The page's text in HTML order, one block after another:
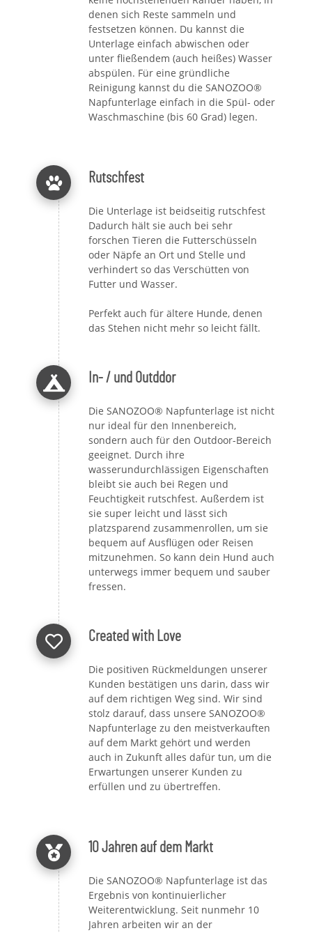
denen sich Reste sammeln und
festsetzen können. Du kannst die
Unterlage einfach abwischen oder
unter fließendem (auch heißes) Wasser
abspülen. Für eine gründliche
Reinigung kannst du die SANOZOO®
Napfunterlage einfach in die Spül- oder
Waschmaschine (bis 60 Grad) legen.
Rutschfest
Die Unterlage ist beidseitig rutschfest
Dadurch hält sie auch bei sehr
forschen Tieren die Futterschüsseln
oder Näpfe an Ort und Stelle und
verhindert so das Verschütten von
Futter und Wasser.
Perfekt auch für ältere Hunde, denen
das Stehen nicht mehr so leicht fällt.
In- / und Outddor
Die SANOZOO® Napfunterlage ist nicht
nur ideal für den Innenbereich,
sondern auch für den Outdoor-Bereich
geeignet. Durch ihre
wasserundurchlässigen Eigenschaften
bleibt sie auch bei Regen und
Feuchtigkeit rutschfest. Außerdem ist
sie super leicht und lässt sich
platzsparend zusammenrollen, um sie
bequem auf Ausflügen oder Reisen
mitzunehmen. So kann dein Hund auch
unterwegs immer bequem und sauber
fressen.
Created with Love
Die positiven Rückmeldungen unserer
Kunden bestätigen uns darin, dass wir
auf dem richtigen Weg sind. Wir sind
stolz darauf, dass unsere SANOZOO®
Napfunterlage zu den meistverkauften
auf dem Markt gehört und werden
auch in Zukunft alles dafür tun, um die
Erwartungen unserer Kunden zu
erfüllen und zu übertreffen.
10 Jahren auf dem Markt
Die SANOZOO® Napfunterlage ist das
Ergebnis von kontinuierlicher
Weiterentwicklung. Seit nunmehr 10
Jahren arbeiten wir an der